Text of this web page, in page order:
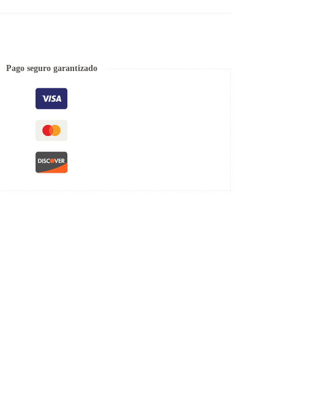
Pago seguro garantizado